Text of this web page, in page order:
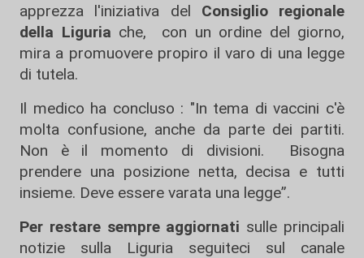
apprezza l'iniziativa del Consiglio regionale
della Liguria che, con un ordine del giorno,
mira a promuovere propiro il varo di una legge
di tutela.
Il medico ha concluso : "In tema di vaccini c'è
molta confusione, anche da parte dei partiti.
Non è il momento di divisioni. Bisogna
prendere una posizione netta, decisa e tutti
insieme. Deve essere varata una legge”.
Per restare sempre aggiornati sulle principali
notizie sulla Liguria seguiteci sul canale